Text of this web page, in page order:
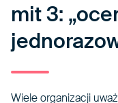
mit 3:
Wiele organizacji